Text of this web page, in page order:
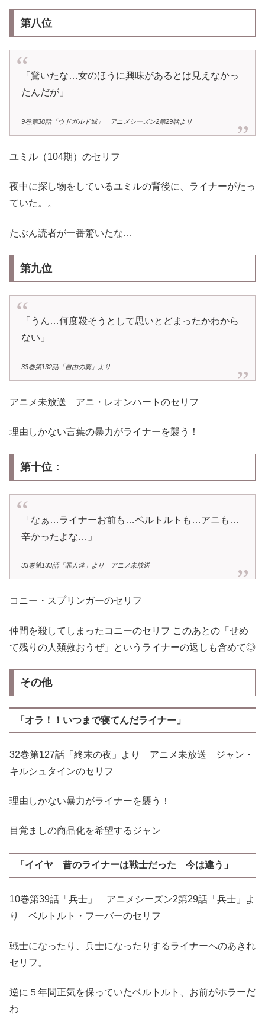
第八位
「驚いたな…女のほうに興味があるとは見えなかっ
たんだが」
9巻第38話「ウドガルド城」 アニメシーズン2第29話より
ユミル（104期）のセリフ
夜中に探し物をしているユミルの背後に、ライナーがたっ
ていた。。
たぶん読者が一番驚いたな…
第九位
「うん…何度殺そうとして思いとどまったかわから
ない」
33巻第132話「自由の翼」より
アニメ未放送 アニ・レオンハートのセリフ
理由しかない言葉の暴力がライナーを襲う！
第十位：
「なぁ…ライナーお前も…ベルトルトも…アニも…
辛かったよな…」
33巻第133話「罪人達」より アニメ未放送
コニー・スプリンガーのセリフ
仲間を殺してしまったコニーのセリフ このあとの「せめ
て残りの人類救おうぜ」というライナーの返しも含めて◎
その他
「オラ！！いつまで寝てんだライナー」
32巻第127話「終末の夜」より アニメ未放送 ジャン・
キルシュタインのセリフ
理由しかない暴力がライナーを襲う！
目覚ましの商品化を希望するジャン
「イイヤ 昔のライナーは戦士だった 今は違う」
10巻第39話「兵士」 アニメシーズン2第29話「兵士」よ
り ベルトルト・フーバーのセリフ
戦士になったり、兵士になったりするライナーへのあきれ
セリフ。
逆に５年間正気を保っていたベルトルト、お前がホラーだ
わ